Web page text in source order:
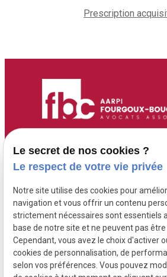
Prescription
Adresse :
6 Route de Didier
FRANCE ( 6 rue de
Didier )
Contact :
05 96 70 00 13
boucard-campi-
avocats.com
Le secret de nos cookies ?
Le respect de votre vie privée
Notre site utilise des cookies pour
navigation et vous offrir un contenu
strictement nécessaires sont essentiels
base de notre site et ne peuvent pas
Cependant, vous avez le choix d'activer
cookies de personnalisation, de
selon vos préférences. Vous pouvez